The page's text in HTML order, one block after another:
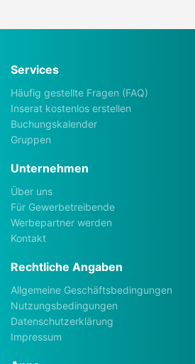
Services
Häufig gestellte Fragen (FAQ)
Inserat kostenlos erstellen
Buchungskalender
Gruppen
Unternehmen
Über uns
Für Gewerbetreibende
Werbepartner werden
Kontakt
Rechtliche Angaben
Allgemeine Geschäftsbedingungen
Nutzungsbedingungen
Datenschutzerklärung
Impressum